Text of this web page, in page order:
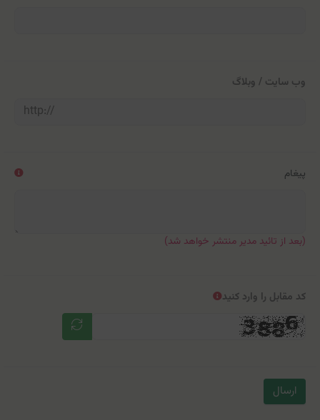
وب سایت / وبلاگ
پیغام
(بعد از تائید مدیر منتشر خواهد شد)
کد مقابل را وارد کنید
ارسال